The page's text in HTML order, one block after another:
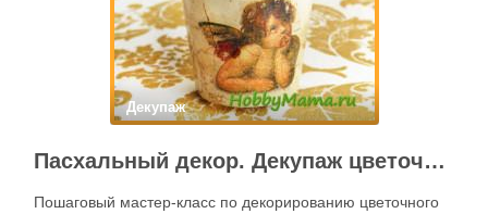
Декупаж
Пасхальный декор. Декупаж цветочного горшка
Пошаговый мастер-класс по декорированию цветочного